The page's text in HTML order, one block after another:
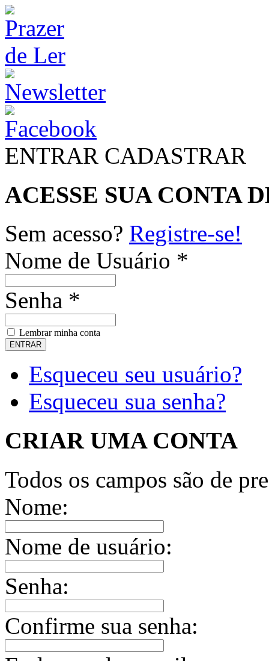
ENTRAR CADASTRAR
ACESSE SUA CONTA
Sem acesso? Registre-se!
Nome de Usuário *
Senha *
Lembrar minha conta
Esqueceu seu usuário?
Esqueceu sua senha?
CRIAR UMA CONTA
Todos os campos são de
Nome:
Nome de usuário:
Senha:
Confirme sua senha: